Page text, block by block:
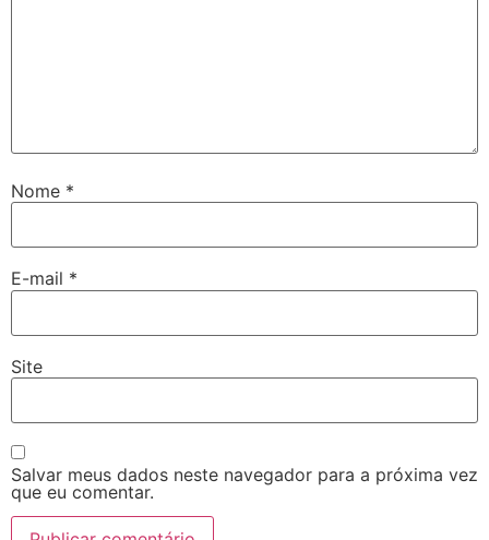
Nome *
E-mail *
Site
Salvar meus dados neste navegador para a próxima vez
que eu comentar.